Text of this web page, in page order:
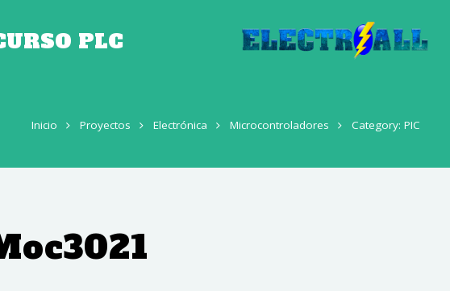
PLC
Inicio Proyectos Electrónica Microcontroladores Category: PIC